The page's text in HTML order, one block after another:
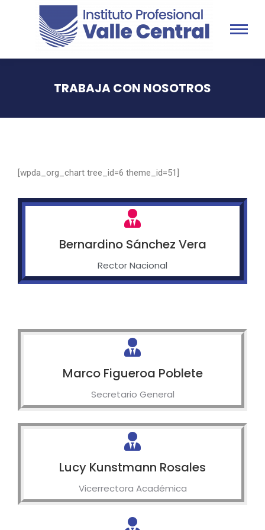
TRABAJA CON NOSOTROS
[wpda_org_chart tree_id=6 theme_id=51]
Bernardino Sánchez Vera
Rector Nacional
Marco Figueroa Poblete
Secretario General
Lucy Kunstmann Rosales
Vicerrectora Académica